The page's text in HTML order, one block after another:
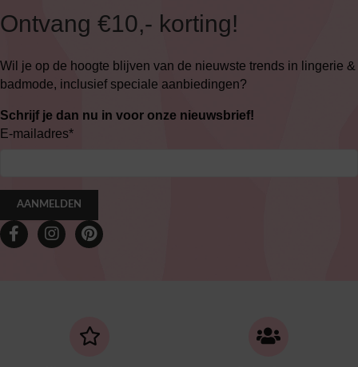
Ontvang €10,- korting!
Wil je op de hoogte blijven van de nieuwste trends in lingerie &
badmode, inclusief speciale aanbiedingen?
Schrijf je dan nu in voor onze nieuwsbrief!
E-mailadres*
AANMELDEN